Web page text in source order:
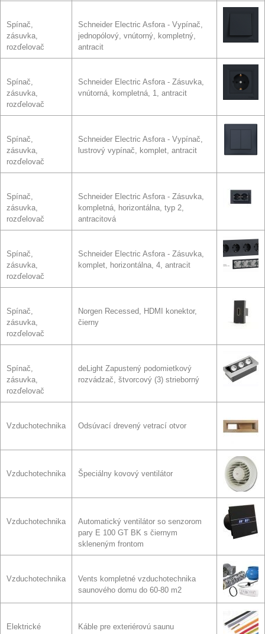
Spínač,
zásuvka,
rozďelovač
Schneider Electric Asfora - Vypínač,
jednopólový, vnútorný, kompletný,
antracit
Spínač,
zásuvka,
rozďelovač
Schneider Electric Asfora - Zásuvka,
vnútorná, kompletná, 1, antracit
Spínač,
zásuvka,
rozďelovač
Schneider Electric Asfora - Vypínač,
lustrový vypínač, komplet, antracit
Spínač,
zásuvka,
rozďelovač
Schneider Electric Asfora - Zásuvka,
kompletná, horizontálna, typ 2,
antracitová
Spínač,
zásuvka,
rozďelovač
Schneider Electric Asfora - Zásuvka,
komplet, horizontálna, 4, antracit
Spínač,
zásuvka,
rozďelovač
Norgen Recessed, HDMI konektor,
čierny
Spínač,
zásuvka,
rozďelovač
deLight Zapustený podomietkový
rozvádzač, štvorcový (3) strieborný
Vzduchotechnika Odsúvací drevený vetrací otvor
Vzduchotechnika Špeciálny kovový ventilátor
Vzduchotechnika
Automatický ventilátor so senzorom
pary E 100 GT BK s čiernym
skleneným frontom
Vzduchotechnika
Vents kompletné vzduchotechnika
saunového domu do 60-80 m2
Elektrické
Káble pre exteriérovú saunu